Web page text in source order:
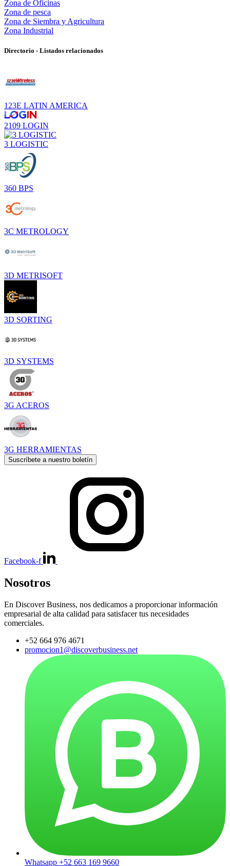
Zona de Oficinas
Zona de pesca
Zona de Siembra y Agricultura
Zona Industrial
Directorio - Listados relacionados
123E LATIN AMERICA
2109 LOGIN
3 LOGISTIC
360 BPS
3C METROLOGY
3D METRISOFT
3D SORTING
3D SYSTEMS
3G ACEROS
3G HERRAMIENTAS
Suscríbete a nuestro boletín
Facebook-f
Nosotros
En Discover Business, nos dedicamos a proporcionar información
empresarial de alta calidad para satisfacer tus necesidades
comerciales.
+52 664 976 4671
promocion1@discoverbusiness.net
Whatsapp +52 663 169 9660